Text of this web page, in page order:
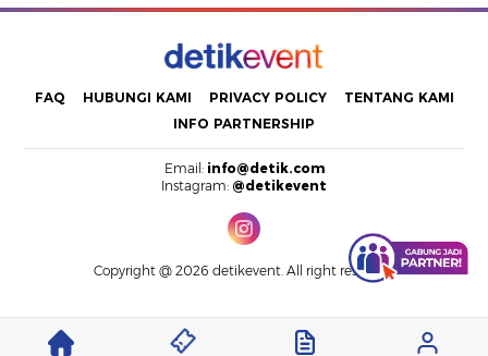
FAQ HUBUNGI KAMI PRIVACY POLICY
TENTANG KAMI
INFO PARTNERSHIP
Email: info@detik.com
Instagram: @detikevent
Copyright @ 2026 detikevent. All right reserved.